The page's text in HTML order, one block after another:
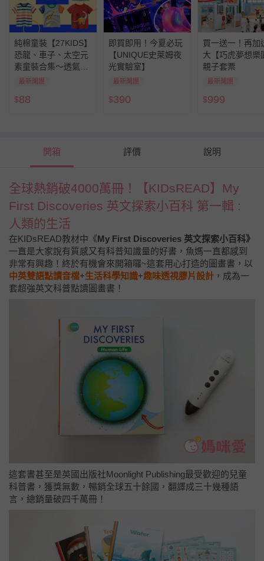
純棉童裝【27KIDS】
恐龍、車子、太空元
素童裝合集～透氣親
膚，柔軟舒適，開學
最新開團
$88
即買即用！今夏必玩
【UNIQUE史萊姆夜
光實驗室】
最新開團
$390
買一送一！再加
大【巧虎夢想樂
親子套票
最新開團
$999
開箱 評價 說明
全球熱銷破4000萬冊！【KIDsREAD】My
First Discoveries 英文探索小百科 第一輯 :
人類的生活
在KIDsREAD教材中《 My First Discoveries 英文探索小百科》
一直是大家說有質感又有科普知識量的好書，魚媽一直都感到
非常有興趣！終於有機會來開箱囉~這套用心打造的圖畫書，以
中英雙語點讀音檔+生活科學知識+趣味透視膠片設計 ，成為一
套超強英文科普點讀圖畫書！
這套書甚至是英國出版社Moonlight Publishing最受歡迎的兒童
科普書，獲獎無數，暢銷全球五十餘國，翻譯成三十幾種語
言，總銷量破四千萬冊！